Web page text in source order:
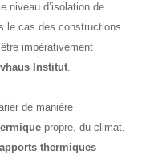
niveau d’isolation de
le cas des constructions
impérativement
Institut.
de manière
propre, du climat,
apports thermiques